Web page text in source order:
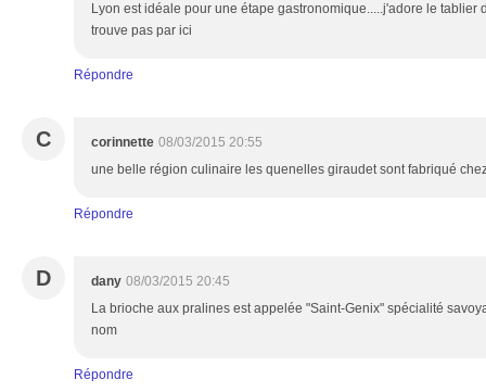
Lyon est idéale pour une étape gastronomique.....j'adore le tablier
trouve pas par ici
Répondre
C corinnette 08/03/2015 20:55
une belle région culinaire les quenelles giraudet sont fabriqué
Répondre
D dany 08/03/2015 20:45
La brioche aux pralines est appelée "Saint-Genix" spécialité
nom
Répondre